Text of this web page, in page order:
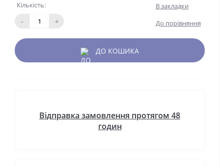
Кількість:
-
+
В закладки
До порівняння
ДО КОШИКА
Відправка замовлення протягом 48
годин